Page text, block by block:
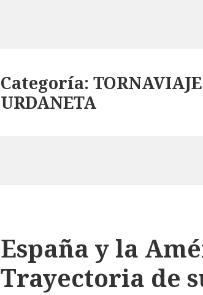
Categoría:
URDANETA
España y la
Trayectoria de